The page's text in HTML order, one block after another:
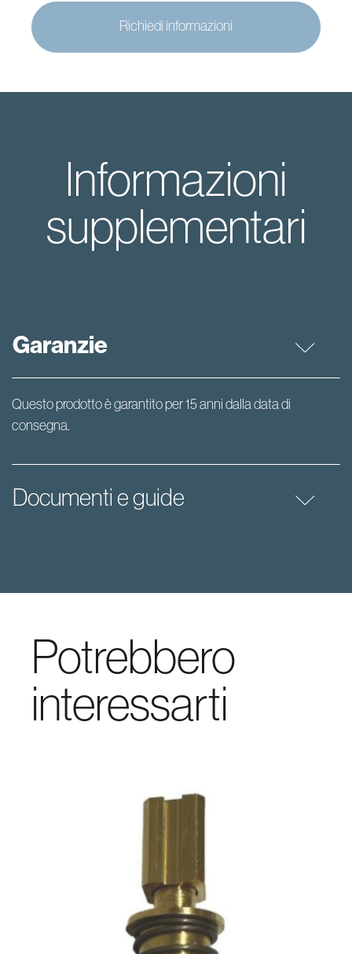
Richiedi informazioni
Informazioni
supplementari
Garanzie
Questo prodotto è garantito per 15 anni dalla data di
consegna.
Documenti e guide
Potrebbero
interessarti